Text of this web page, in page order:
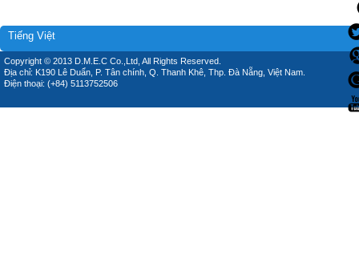
Tiếng Việt
Copyright © 2013 D.M.E.C Co.,Ltd, All Rights Reserved.
Địa chỉ: K190 Lê Duẩn, P. Tân chính, Q. Thanh Khê, Thp. Đà Nẵng, Việt Nam.
Điện thoại: (+84) 5113752506